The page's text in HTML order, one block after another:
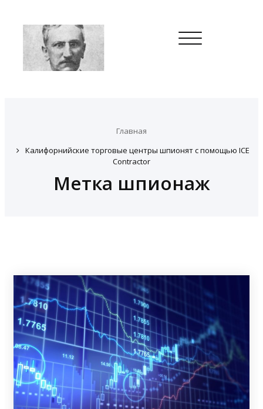
Toggle
navigation
Главная
Калифорнийские торговые центры шпионят с помощью ICE
Contractor
Метка шпионаж